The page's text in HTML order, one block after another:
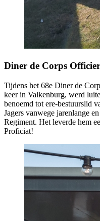
Diner de Corps
Tijdens het 68e Diner de
keer in Valkenburg, werd
benoemd tot ere-bestuurslid
Jagers vanwege jarenlange
Regiment. Het leverde hem
Proficiat!